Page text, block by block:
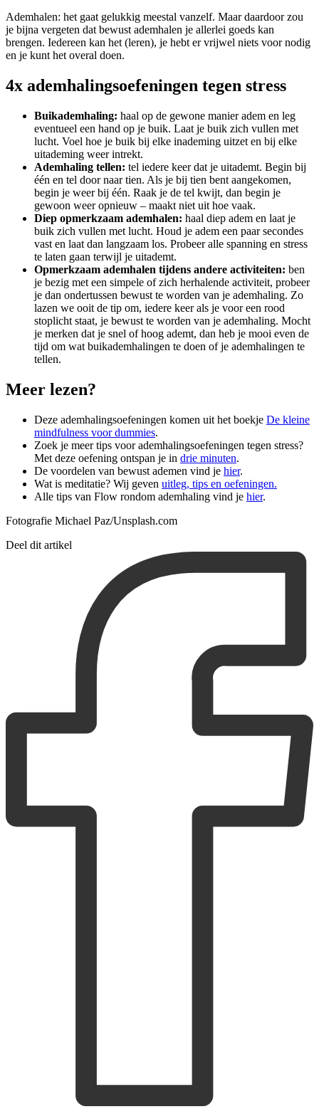
Ademhalen: het gaat gelukkig meestal vanzelf. Maar daardoor zou
je bijna vergeten dat bewust ademhalen je allerlei goeds kan
brengen. Iedereen kan het (leren), je hebt er vrijwel niets voor nodig
en je kunt het overal doen.
4x ademhalingsoefeningen tegen stress
Buikademhaling: haal op de gewone manier adem en leg
eventueel een hand op je buik. Laat je buik zich vullen met
lucht. Voel hoe je buik bij elke inademing uitzet en bij elke
uitademing weer intrekt.
Ademhaling tellen: tel iedere keer dat je uitademt. Begin bij
één en tel door naar tien. Als je bij tien bent aangekomen,
begin je weer bij één. Raak je de tel kwijt, dan begin je
gewoon weer opnieuw – maakt niet uit hoe vaak.
Diep opmerkzaam ademhalen: haal diep adem en laat je
buik zich vullen met lucht. Houd je adem een paar secondes
vast en laat dan langzaam los. Probeer alle spanning en stress
te laten gaan terwijl je uitademt.
Opmerkzaam ademhalen tijdens andere activiteiten: ben
je bezig met een simpele of zich herhalende activiteit, probeer
je dan ondertussen bewust te worden van je ademhaling. Zo
lazen we ooit de tip om, iedere keer als je voor een rood
stoplicht staat, je bewust te worden van je ademhaling. Mocht
je merken dat je snel of hoog ademt, dan heb je mooi even de
tijd om wat buikademhalingen te doen of je ademhalingen te
tellen.
Meer lezen?
Deze ademhalingsoefeningen komen uit het boekje De kleine
mindfulness voor dummies.
Zoek je meer tips voor ademhalingsoefeningen tegen stress?
Met deze oefening ontspan je in drie minuten.
De voordelen van bewust ademen vind je hier.
Wat is meditatie? Wij geven uitleg, tips en oefeningen.
Alle tips van Flow rondom ademhaling vind je hier.
Fotografie Michael Paz/Unsplash.com
Deel dit artikel